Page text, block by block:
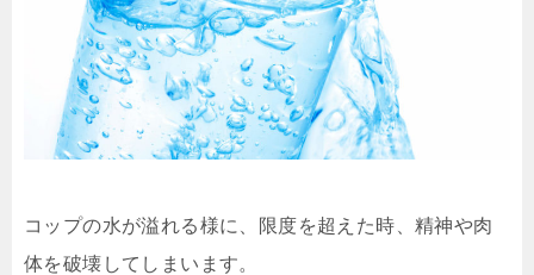
コップの水が溢れる様に、限度を超えた時、精神や肉
体を破壊してしまいます。